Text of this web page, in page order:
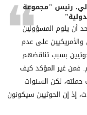
رئيس "مجموعة
أن يلوم المسؤولين
والأمريكيين على عدم
بسبب تناقضهم
فمن غير المؤكد كيف
لكن السنوات
إذ إن الحوثيين سيكونون